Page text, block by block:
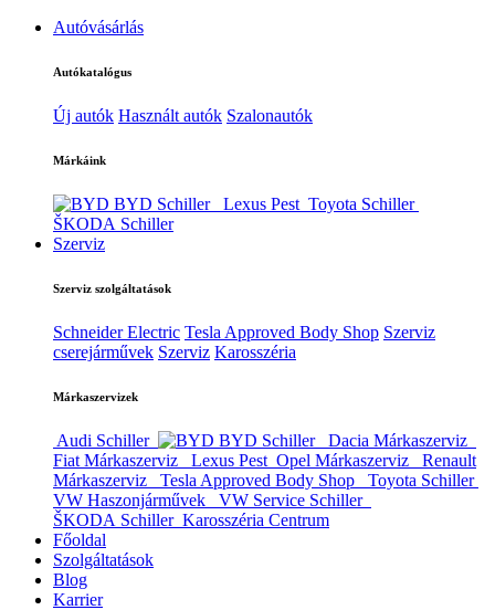
Autóvásárlás
Autókatalógus
Új autók Használt autók Szalonautók
Márkáink
BYD Schiller Lexus Pest Toyota Schiller
ŠKODA Schiller
Szerviz
Szerviz szolgáltatások
Schneider Electric Tesla Approved Body Shop Szerviz
cserejárművek Szerviz Karosszéria
Márkaszervizek
Audi Schiller BYD Schiller
Dacia Márkaszerviz
Fiat Márkaszerviz
Lexus Pest Opel Márkaszerviz
Renault
Márkaszerviz
Tesla Approved Body Shop
Toyota Schiller
VW Haszonjárművek
VW Service Schiller
ŠKODA Schiller Karosszéria Centrum
Főoldal
Szolgáltatások
Blog
Karrier